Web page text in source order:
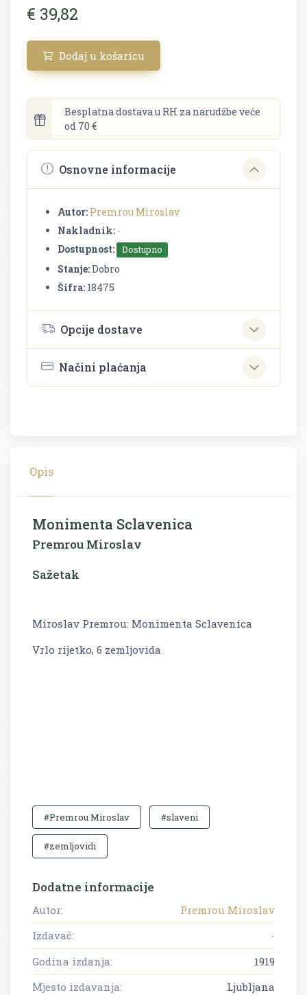
€ 39,82
Dodaj u košaricu
Besplatna dostava u RH za narudžbe veće
od 70 €
Osnovne informacije
Autor: Premrou Miroslav
Nakladnik: -
Dostupnost:
Dostupno
Stanje:Dobro
Šifra: 18475
Opcije dostave
Načini plaćanja
Opis
Monimenta Sclavenica
Premrou Miroslav
Sažetak
Miroslav Premrou: Monimenta Sclavenica
Vrlo rijetko, 6 zemljovida
#Premrou Miroslav #slaveni
#zemljovidi
Dodatne informacije
Autor:
Premrou Miroslav
Izdavač:
-
Godina izdanja:
1919
Mjesto izdavanja:
Ljubljana